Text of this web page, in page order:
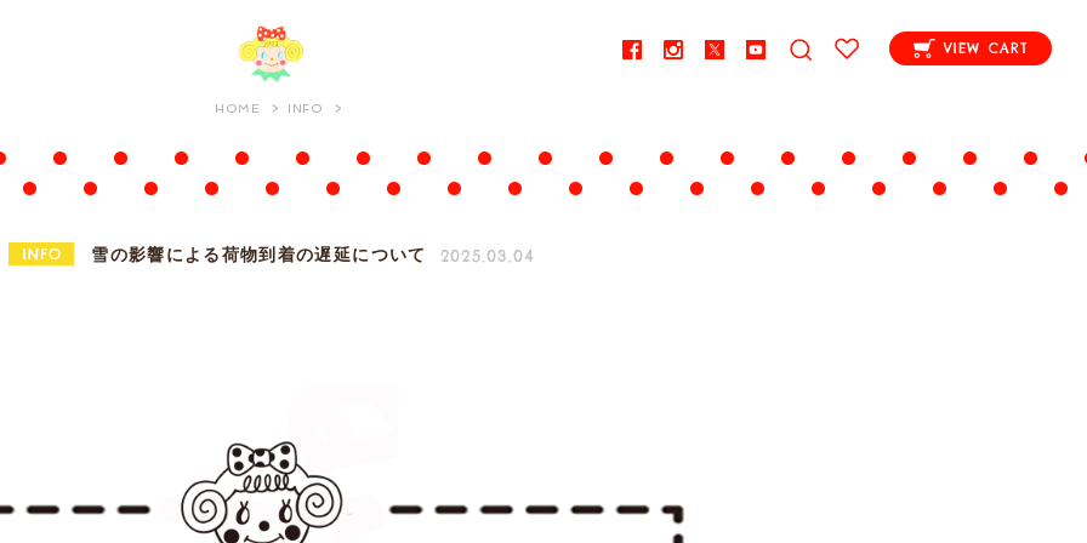
VIEW CART
HOME INFO
INFO 雪の影響による荷物到着の遅延について 2025.03.04